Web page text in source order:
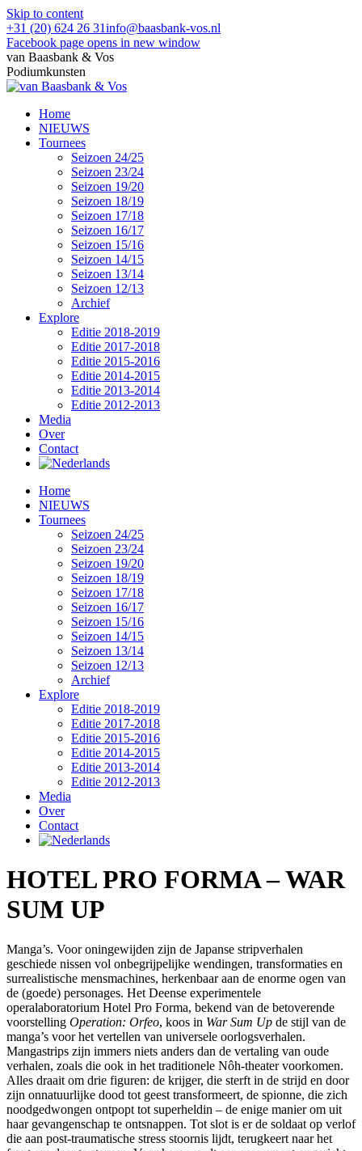
Skip to content
+31 (20) 624 26 31info@baasbank-vos.nl
Facebook page opens in new window
van Baasbank & Vos
Podiumkunsten
Home
NIEUWS
Tournees
Seizoen 24/25
Seizoen 23/24
Seizoen 19/20
Seizoen 18/19
Seizoen 17/18
Seizoen 16/17
Seizoen 15/16
Seizoen 14/15
Seizoen 13/14
Seizoen 12/13
Archief
Explore
Editie 2018-2019
Editie 2017-2018
Editie 2015-2016
Editie 2014-2015
Editie 2013-2014
Editie 2012-2013
Media
Over
Contact
Home
NIEUWS
Tournees
Seizoen 24/25
Seizoen 23/24
Seizoen 19/20
Seizoen 18/19
Seizoen 17/18
Seizoen 16/17
Seizoen 15/16
Seizoen 14/15
Seizoen 13/14
Seizoen 12/13
Archief
Explore
Editie 2018-2019
Editie 2017-2018
Editie 2015-2016
Editie 2014-2015
Editie 2013-2014
Editie 2012-2013
Media
Over
Contact
HOTEL PRO FORMA – WAR
SUM UP
Manga’s. Voor oningewijden zijn de Japanse stripverhalen
geschiede nissen vol onbegrijpelijke wendingen, transformaties en
surrealistische mensmachines, herkenbaar aan de enorme ogen van
de (goede) personages. Het Deense experimentele
operalaboratorium Hotel Pro Forma, bekend van de betoverende
voorstelling Operation: Orfeo, koos in War Sum Up de stijl van de
manga’s voor het vertellen van universele oorlogsverhalen.
Mangastrips zijn immers niets anders dan de vertaling van oude
verhalen, zoals die ook in het traditionele Nôh-theater voorkomen.
Alles draait om drie figuren: de krijger, die sterft in de strijd en door
zijn onnatuurlijke dood tot geest transformeert, de spionne, die zich
noodgedwongen ontpopt tot superheldin – de enige manier om uit
haar gevangenschap te ontsnappen. Tot slot is er de soldaat op verlof
die aan post-traumatische stress stoornis lijdt, terugkeert naar het